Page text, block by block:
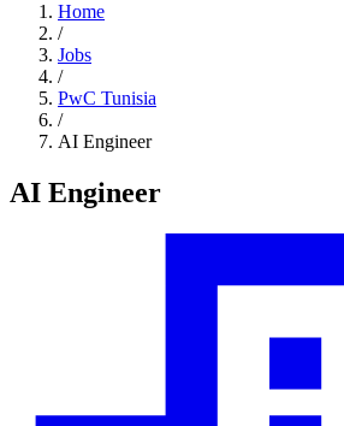
Home
/
Jobs
/
PwC Tunisia
/
AI Engineer
AI Engineer